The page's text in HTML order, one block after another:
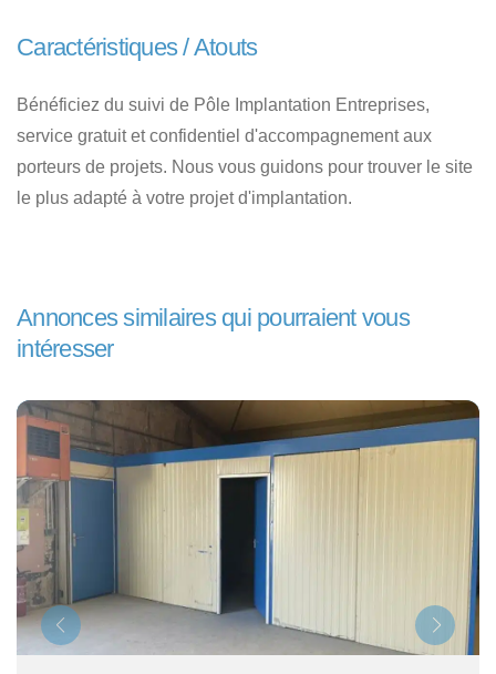
Caractéristiques / Atouts
Bénéficiez du suivi de Pôle Implantation Entreprises,
service gratuit et confidentiel d'accompagnement aux
porteurs de projets. Nous vous guidons pour trouver le site
le plus adapté à votre projet d'implantation.
Annonces similaires qui pourraient vous
intéresser